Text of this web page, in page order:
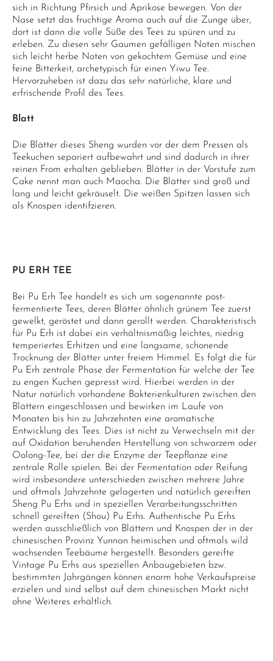
sich in Richtung Pfirsich und Aprikose bewegen. Von der
Nase setzt das fruchtige Aroma auch auf die Zunge über,
dort ist dann die volle Süße des Tees zu spüren und zu
erleben. Zu diesen sehr Gaumen gefälligen Noten mischen
sich leicht herbe Noten von gekochtem Gemüse und eine
feine Bitterkeit, archetypisch für einen Yiwu Tee.
Hervorzuheben ist dazu das sehr natürliche, klare und
erfrischende Profil des Tees.
Blatt
Die Blätter dieses Sheng wurden vor der dem Pressen als
Teekuchen separiert aufbewahrt und sind dadurch in ihrer
reinen From erhalten geblieben. Blätter in der Vorstufe zum
Cake nennt man auch Maocha. Die Blätter sind groß und
lang und leicht gekräuselt. Die weißen Spitzen lassen sich
als Knospen identifzieren.
PU ERH TEE
Bei Pu Erh Tee handelt es sich um sogenannte post-
fermentierte Tees, deren Blätter ähnlich grünem Tee zuerst
gewelkt, geröstet und dann gerollt werden. Charakteristisch
für Pu Erh ist dabei ein verhältnismäßig leichtes, niedrig
temperiertes Erhitzen und eine langsame, schonende
Trocknung der Blätter unter freiem Himmel. Es folgt die für
Pu Erh zentrale Phase der Fermentation für welche der Tee
zu engen Kuchen gepresst wird. Hierbei werden in der
Natur natürlich vorhandene Bakterienkulturen zwischen den
Blättern eingeschlossen und bewirken im Laufe von
Monaten bis hin zu Jahrzehnten eine aromatische
Entwicklung des Tees. Dies ist nicht zu Verwechseln mit der
auf Oxidation beruhenden Herstellung von schwarzem oder
Oolong-Tee, bei der die Enzyme der Teepflanze eine
zentrale Rolle spielen. Bei der Fermentation oder Reifung
wird insbesondere unterschieden zwischen mehrere Jahre
und oftmals Jahrzehnte gelagerten und natürlich gereiften
Sheng Pu Erhs und in speziellen Verarbeitungsschritten
schnell gereiften (Shou) Pu Erhs. Authentische Pu Erhs
werden ausschließlich von Blättern und Knospen der in der
chinesischen Provinz Yunnan heimischen und oftmals wild
wachsenden Teebäume hergestellt. Besonders gereifte
Vintage Pu Erhs aus speziellen Anbaugebieten bzw.
bestimmten Jahrgängen können enorm hohe Verkaufspreise
erzielen und sind selbst auf dem chinesischen Markt nicht
ohne Weiteres erhältlich.